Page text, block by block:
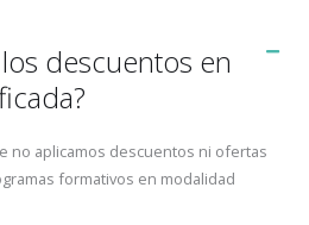
descuentos en
no aplicamos descuentos ni ofertas
formativos en modalidad